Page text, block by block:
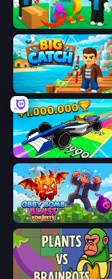
Obby Yard Sale
Big Catch
Obby Car Challenge: Drive
Obby Bomb Blast For Pets